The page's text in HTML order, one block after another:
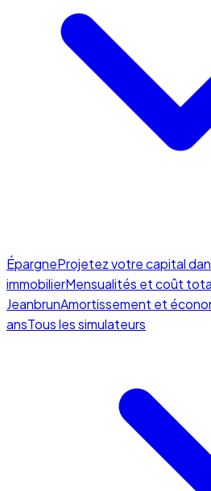
ÉpargneProjetez votre capital
immobilierMensualités et coût
JeanbrunAmortissement et
ansTous les simulateurs